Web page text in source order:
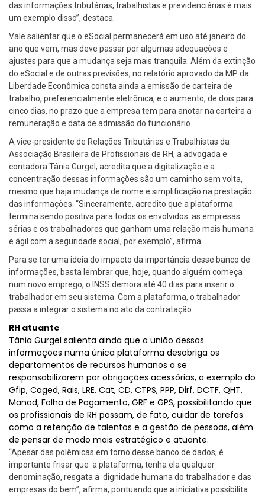
das informações tributárias, trabalhistas e previdenciárias é mais
um exemplo disso”, destaca.
Vale salientar que o eSocial permanecerá em uso até janeiro do
ano que vem, mas deve passar por algumas adequações e
ajustes para que a mudança seja mais tranquila. Além da extinção
do eSocial e de outras previsões, no relatório aprovado da MP da
Liberdade Econômica consta ainda a emissão de carteira de
trabalho, preferencialmente eletrônica, e o aumento, de dois para
cinco dias, no prazo que a empresa tem para anotar na carteira a
remuneração e data de admissão do funcionário.
A vice-presidente de Relações Tributárias e Trabalhistas da
Associação Brasileira de Profissionais de RH, a advogada e
contadora Tânia Gurgel, acredita que a digitalização e a
concentração dessas informações são um caminho sem volta,
mesmo que haja mudança de nome e simplificação na prestação
das informações. “Sinceramente, acredito que a plataforma
termina sendo positiva para todos os envolvidos: as empresas
sérias e os trabalhadores que ganham uma relação mais humana
e ágil com a seguridade social, por exemplo”, afirma.
Para se ter uma ideia do impacto da importância desse banco de
informações, basta lembrar que, hoje, quando alguém começa
num novo emprego, o INSS demora até 40 dias para inserir o
trabalhador em seu sistema. Com a plataforma, o trabalhador
passa a integrar o sistema no ato da contratação.
RH atuante
Tânia Gurgel salienta ainda que a união dessas
informações numa única plataforma desobriga os
departamentos de recursos humanos a se
responsabilizarem por obrigações acessórias, a exemplo do
Gfip, Caged, Rais, LRE, Cat, CD, CTPS, PPP, Dirf, DCTF, QHT,
Manad, Folha de Pagamento, GRF e GPS, possibilitando que
os profissionais de RH possam, de fato, cuidar de tarefas
como a retenção de talentos e a gestão de pessoas, além
de pensar de modo mais estratégico e atuante.
“Apesar das polêmicas em torno desse banco de dados, é
importante frisar que a plataforma, tenha ela qualquer
denominação, resgata a dignidade humana do trabalhador e das
empresas do bem”, afirma, pontuando que a iniciativa possibilita